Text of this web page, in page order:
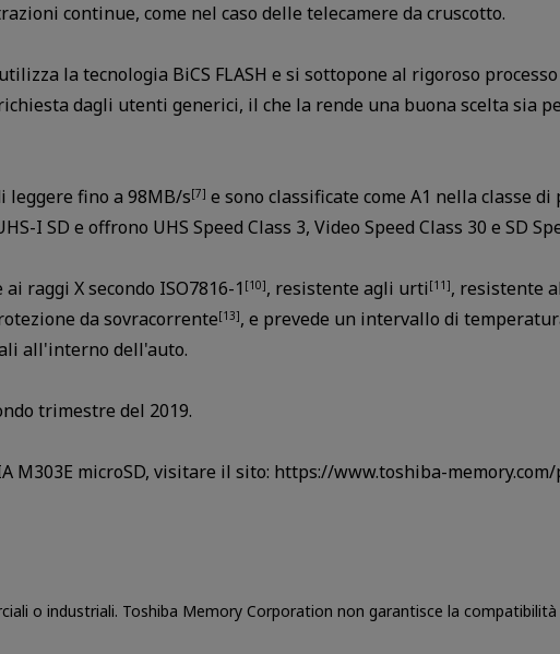
continue, come nel caso delle telecamere da cruscotto.
la tecnologia BiCS FLASH e si sottopone al rigoroso
dagli utenti generici, il che la rende una buona scelta sia
leggere fino a 98MB/s[7] e sono classificate come A1 nella classe
I SD e offrono UHS Speed Class 3, Video Speed Class 30 e SD
raggi X secondo ISO7816-1 [10], resistente agli urti [11], resistente
da sovracorrente[13], e prevede un intervallo di
all'interno dell'auto.
trimestre del 2019.
M303E microSD, visitare il sito: https://www.toshiba-
o industriali. Toshiba Memory Corporation non garantisce la compatibilità